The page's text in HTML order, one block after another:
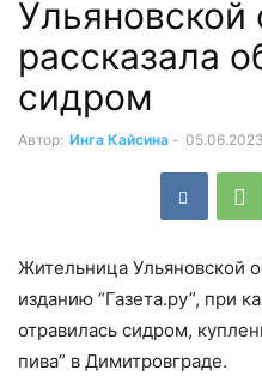
Ульяновской
рассказала
сидром
Автор: Инга Кайсина - 05.06.2023
Жительница Ульяновской
изданию “Газета.ру”, при
отравилась сидром,
пива” в Димитровграде.